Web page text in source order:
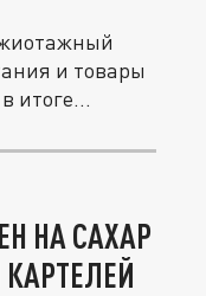
и товары
итоге...
НА САХАР